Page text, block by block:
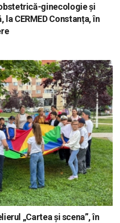
ginecologie și
CERMED Constanța, în
„Cartea și scena”, în